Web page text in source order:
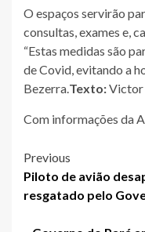
O espaços servirão
consultas, exames e,
“Estas medidas são
de Covid, evitando a
Bezerra.Texto:Victor
Com informações da
Post
navigation
Previous
Piloto de avião
resgatado pelo